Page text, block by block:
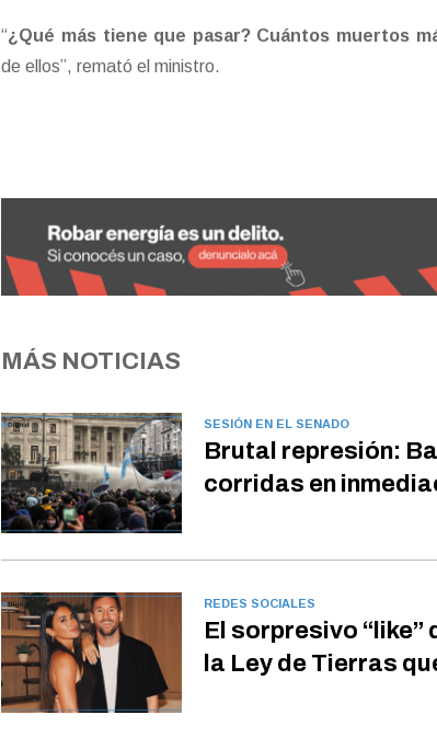
“¿Qué más tiene que pasar? Cuántos muertos
de ellos”, remató el ministro.
MÁS NOTICIAS
SESIÓN EN EL SENADO
Brutal represión:
corridas en
REDES SOCIALES
El sorpresivo
la Ley de Tierras